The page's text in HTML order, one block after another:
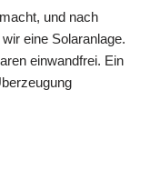
und nach
eine Solaranlage.
einwandfrei. Ein